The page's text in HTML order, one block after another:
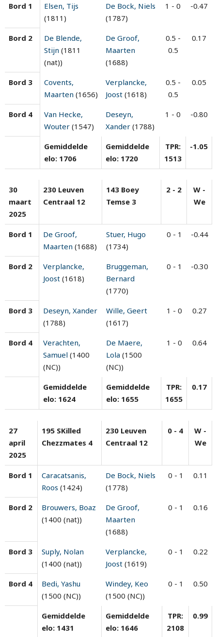
Bord 1
Elsen, Tijs
(1811)
De Bock, Niels
(1787)
1 - 0 -0.47
Bord 2
De Blende,
Stijn (1811
(nat))
De Groof,
Maarten
(1688)
0.5 -
0.5
0.17
Bord 3
Covents,
Maarten (1656)
Verplancke,
Joost (1618)
0.5 -
0.5
0.05
Bord 4
Van Hecke,
Wouter (1547)
Deseyn,
Xander (1788)
1 - 0 -0.80
Gemiddelde
elo: 1706
Gemiddelde
elo: 1720
TPR:
1513
-1.05
30
maart
2025
230 Leuven
Centraal 12
143 Boey
Temse 3
2 - 2
W -
We
Bord 1
De Groof,
Maarten (1688)
Stuer, Hugo
(1734)
0 - 1 -0.44
Bord 2
Verplancke,
Joost (1618)
Bruggeman,
Bernard
(1770)
0 - 1 -0.30
Bord 3
Deseyn, Xander
(1788)
Wille, Geert
(1617)
1 - 0 0.27
Bord 4
Verachten,
Samuel (1400
(NC))
De Maere,
Lola (1500
(NC))
1 - 0 0.64
Gemiddelde
elo: 1624
Gemiddelde
elo: 1655
TPR:
1655
0.17
27
april
2025
195 SKilled
Chezzmates 4
230 Leuven
Centraal 12
0 - 4
W -
We
Bord 1
Caracatsanis,
Roos (1424)
De Bock, Niels
(1778)
0 - 1 0.11
Bord 2
Brouwers, Boaz
(1400 (nat))
De Groof,
Maarten
(1688)
0 - 1 0.16
Bord 3
Suply, Nolan
(1400 (nat))
Verplancke,
Joost (1619)
0 - 1 0.22
Bord 4
Bedi, Yashu
(1500 (NC))
Windey, Keo
(1500 (NC))
0 - 1 0.50
Gemiddelde
elo: 1431
Gemiddelde
elo: 1646
TPR:
2108
0.99